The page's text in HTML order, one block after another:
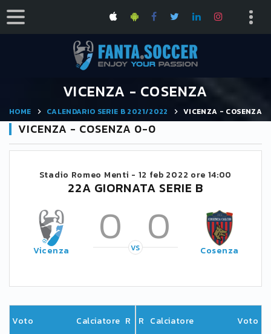
VICENZA - COSENZA
HOME CALENDARIO SERIE B 2021/2022 VICENZA - COSENZA
VICENZA - COSENZA 0-0
Stadio Romeo Menti - 12 feb 2022 ore 14:00
22A GIORNATA SERIE B
Vicenza 0 0
VS Cosenza
Voto Calciatore R R Calciatore Voto